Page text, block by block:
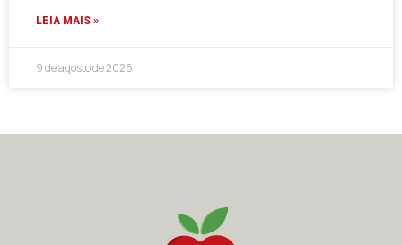
LEIA MAIS »
9 de agosto de 2026